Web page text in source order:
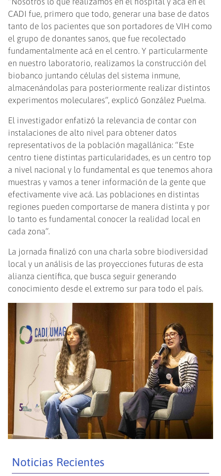
CADI fue, primero que todo, generar una base de datos
tanto de los pacientes que son portadores de VIH como
el grupo de donantes sanos, que fue recolectado
fundamentalmente acá en el centro. Y particularmente
en nuestro laboratorio, realizamos la construcción del
biobanco juntando células del sistema inmune,
almacenándolas para posteriormente realizar distintos
experimentos moleculares”, explicó González Puelma.
El investigador enfatizó la relevancia de contar con
instalaciones de alto nivel para obtener datos
representativos de la población magallánica: “Este
centro tiene distintas particularidades, es un centro top
a nivel nacional y lo fundamental es que tenemos ahora
muestras y vamos a tener información de la gente que
efectivamente vive acá. Las poblaciones en distintas
regiones pueden comportarse de manera distinta y por
lo tanto es fundamental conocer la realidad local en
cada zona”.
La jornada finalizó con una charla sobre biodiversidad
local y un análisis de las proyecciones futuras de esta
alianza científica, que busca seguir generando
conocimiento desde el extremo sur para todo el país.
Noticias Recientes